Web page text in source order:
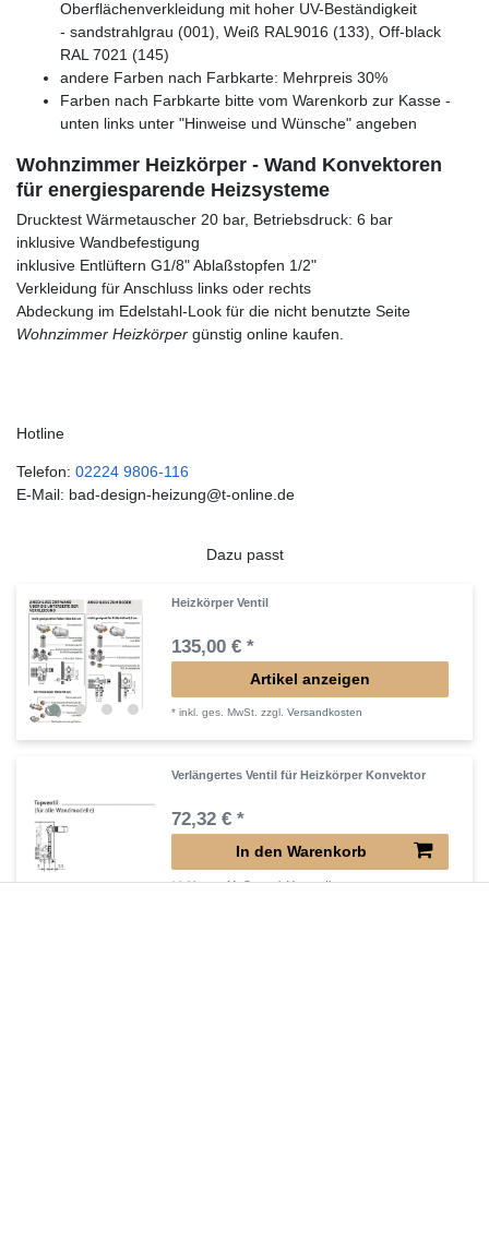
Oberflächenverkleidung mit hoher UV-Beständigkeit
- sandstrahlgrau (001), Weiß RAL9016 (133), Off-black
RAL 7021 (145)
andere Farben nach Farbkarte: Mehrpreis 30%
Farben nach Farbkarte bitte vom Warenkorb zur Kasse -
unten links unter "Hinweise und Wünsche" angeben
Wohnzimmer Heizkörper - Wand Konvektoren
für energiesparende Heizsysteme
Drucktest Wärmetauscher 20 bar, Betriebsdruck: 6 bar
inklusive Wandbefestigung
inklusive Entlüftern G1/8" Ablaßstopfen 1/2"
Verkleidung für Anschluss links oder rechts
Abdeckung im Edelstahl-Look für die nicht benutzte Seite
Wohnzimmer Heizkörper günstig online kaufen.
Hotline
Telefon: 02224 9806-116
E-Mail: bad-design-heizung@t-online.de
Dazu passt
Heizkörper Ventil
135,00 € *
Artikel anzeigen
*inkl. ges. MwSt. zzgl.Versandkosten
Verlängertes Ventil für Heizkörper Konvektor
72,32 € *
In den Warenkorb
*inkl. ges. MwSt.zzgl.Versandkosten